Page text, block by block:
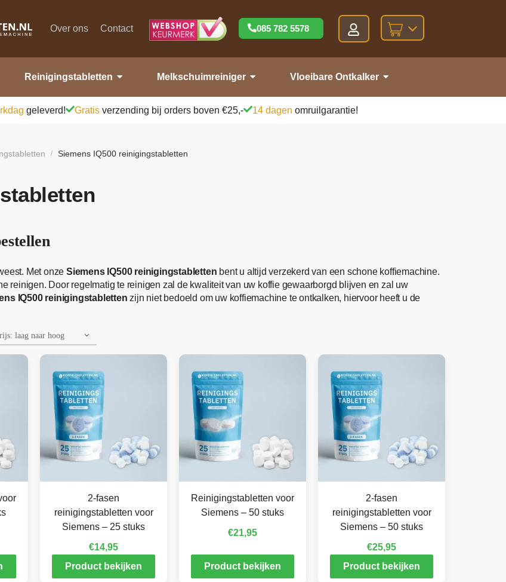
Over ons Contact 085 782 5578
Reinigingstabletten Melkschuimreiniger Vloeibare Ontkalker
geleverd! Gratis verzending bij orders boven €25,- 14 dagen omruilgarantie!
/ Siemens IQ500 reinigingstabletten
Met onze Siemens IQ500 reinigingstabletten bent u altijd verzekerd van een schone koffiemachine.
reinigen. Door regelmatig te reinigen zal de kwaliteit van uw koffie gewaarborgd blijven en zal uw
IQ500 reinigingstabletten zijn niet bedoeld om uw koffiemachine te ontkalken, hiervoor heeft u de
2-fasen
reinigingstabletten voor
Siemens – 25 stuks
€14,95
Product bekijken
Reinigingstabletten voor
Siemens – 50 stuks
€21,95
Product bekijken
2-fasen
reinigingstabletten voor
Siemens – 50 stuks
€25,95
Product bekijken